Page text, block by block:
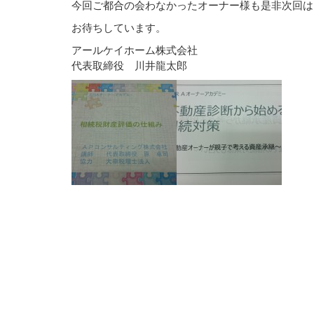
今回ご都合の会わなかったオーナー様も是非次回は
お待ちしています。
アールケイホーム株式会社
代表取締役 川井龍太郎